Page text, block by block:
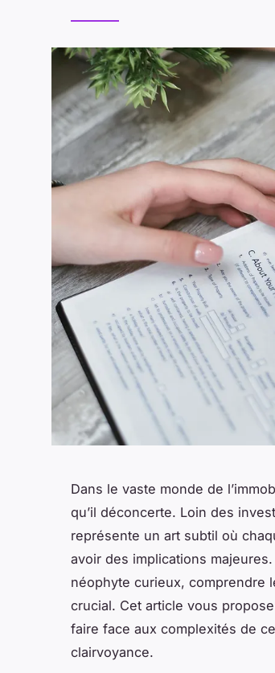
Dans le vaste monde de
qu’il déconcerte. Loin des
représente un art subtil où
avoir des implications
néophyte curieux, comprendre
crucial. Cet article vous
faire face aux complexités de
clairvoyance.